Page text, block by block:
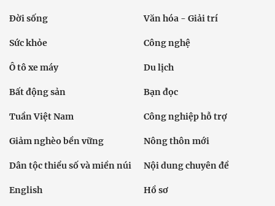
Đời sống Văn hóa - Giải trí
Sức khỏe Công nghệ
Ô tô xe máy Du lịch
Bất động sản Bạn đọc
Tuần Việt Nam Công nghiệp hỗ trợ
Giảm nghèo bền vững Nông thôn mới
Dân tộc thiểu số và miền núi Nội dung chuyên đề
English Hồ sơ